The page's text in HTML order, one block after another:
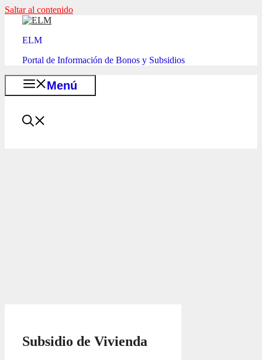
Saltar al contenido
ELM
Portal de Información de Bonos y Subsidios
Menú
Subsidio de Vivienda